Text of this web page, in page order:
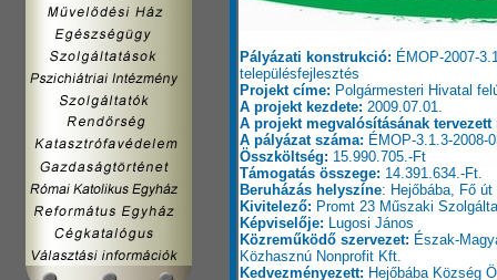
Pályázati konstrukció: ÉMOP-2007-
településfejlesztés
Projekt címe: Polgármesteri Hivatal
A projekt kezdete: 2009.07.01.
A projekt megvalósításának tervezett
A pályázat száma: ÉMOP-3.1.3-2008-
Összköltség: 15.990.705.-Ft
Támogatás összege: 14.391.634.-Ft.
Beruházás helyszíne: Hejőbába, Fő út
Kivitelező: Promt 23 Műszaki
Képviselője: Lugosi János
Közreműködő szervezet: Észak-
Közhasznú Nonprofit Kft.
Kedvezményezett: Hejőbába Község